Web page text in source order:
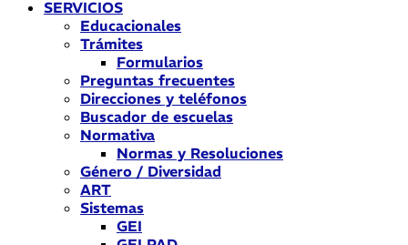
SERVICIOS
Educacionales
Trámites
Formularios
Preguntas frecuentes
Direcciones y teléfonos
Buscador de escuelas
Normativa
Normas y Resoluciones
Género / Diversidad
ART
Sistemas
GEI